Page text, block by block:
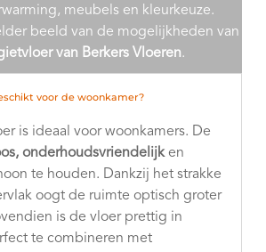
meubels en kleurkeuze.
beeld van de mogelijkheden van
van Berkers Vloeren.
voor de woonkamer?
is ideaal voor woonkamers. De
onderhoudsvriendelijken
te houden. Dankzij het strakke
oogt de ruimte optisch groter
is de vloer prettig in
te combineren met